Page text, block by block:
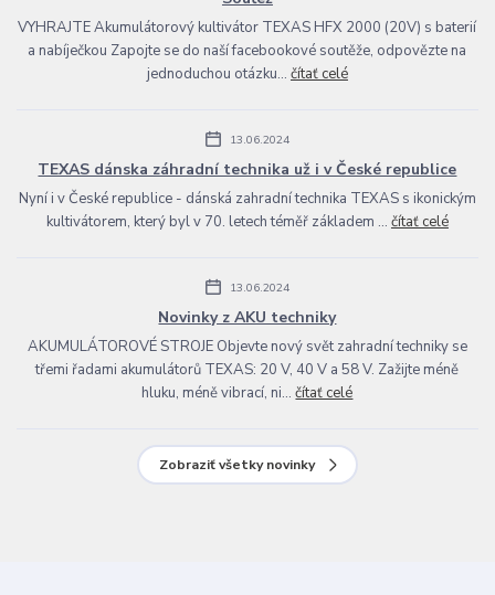
VYHRAJTE Akumulátorový kultivátor TEXAS HFX 2000 (20V) s baterií
a nabíječkou Zapojte se do naší facebookové soutěže, odpovězte na
jednoduchou otázku... čítať celé
13.06.2024
TEXAS dánska záhradní technika už i v České republice
Nyní i v České republice - dánská zahradní technika TEXAS s ikonickým
kultivátorem, který byl v 70. letech téměř základem ... čítať celé
13.06.2024
Novinky z AKU techniky
AKUMULÁTOROVÉ STROJE Objevte nový svět zahradní techniky se
třemi řadami akumulátorů TEXAS: 20 V, 40 V a 58 V. Zažijte méně
hluku, méně vibrací, ni...čítať celé
Zobraziť všetky novinky